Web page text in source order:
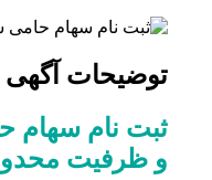
توضیحات آگهی
ثبت نام سهام
و ظرفیت محدود